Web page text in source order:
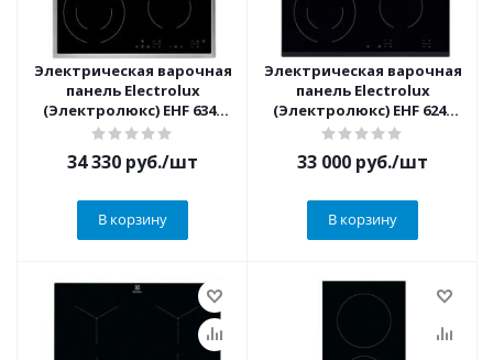
Электрическая варочная
панель Electrolux
(Электролюкс) EHF 6346
XOK
34 330 руб./шт
В корзину
Электрическая варочная
панель Electrolux
(Электролюкс) EHF 6241
FOK
33 000 руб./шт
В корзину